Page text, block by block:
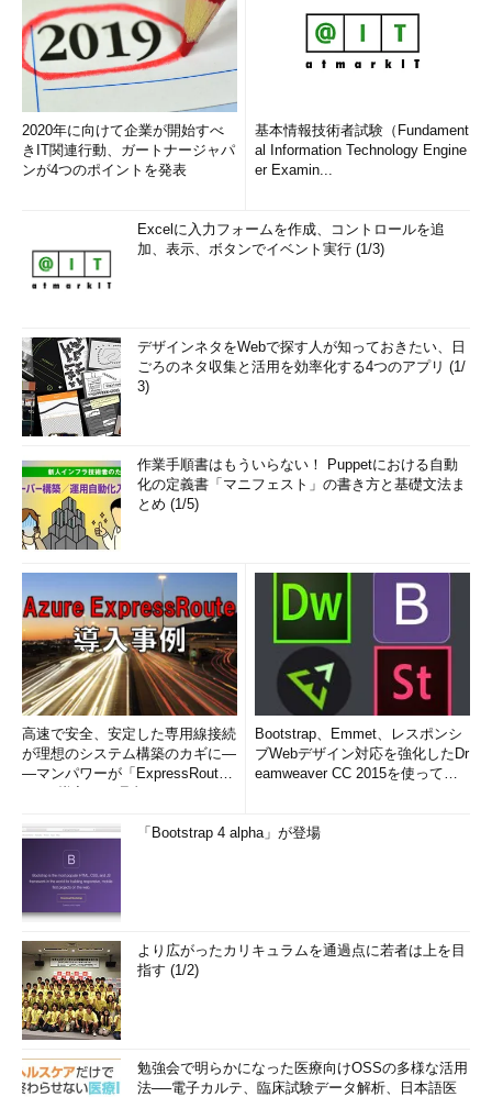
2020年に向けて企業が開始すべ
きIT関連行動、ガートナージャパ
ンが4つのポイントを発表
基本情報技術者試験（Fundament
al Information Technology Engine
er Examin...
Excelに入力フォームを作成、コントロールを追
加、表示、ボタンでイベント実行 (1/3)
デザインネタをWebで探す人が知っておきたい、日
ごろのネタ収集と活用を効率化する4つのアプリ (1/
3)
作業手順書はもういらない！ Puppetにおける自動
化の定義書「マニフェスト」の書き方と基礎文法ま
とめ (1/5)
高速で安全、安定した専用線接続
が理想のシステム構築のカギに―
―マンパワーが「ExpressRout
Bootstrap、Emmet、レスポンシ
ブWebデザイン対応を強化したDr
eamweaver CC 2015を使って
「Bootstrap 4 alpha」が登場
より広がったカリキュラムを通過点に若者は上を目
指す (1/2)
勉強会で明らかになった医療向けOSSの多様な活用
法──電子カルテ、臨床試験データ解析、日本語医